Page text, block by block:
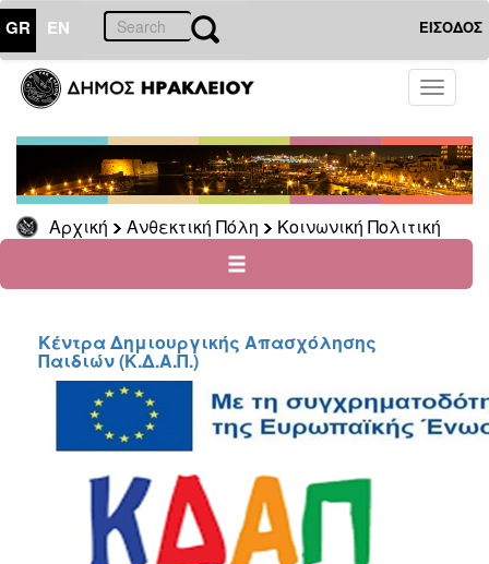
GR EN ΕΙΣΟΔΟΣ
Toggle
Αρχική Ανθεκτική Πόλη Κοινωνική Πολιτική
ΑΝΘΕΚΤΙΚΗ
ΠΟΛΗ
Κοινωνική
Πολιτική
Νέα
Ανακοινώσεις
&
για
Οικονομική
Αδυναμία
Φυσικές
Καταστροφές
Κέντρα
Κοινοτικής
Φροντίδας
(Κ.Α.Π.Η.)
Κέντρα Δημιουργικής Απασχόλησης
Παιδιών (Κ.Δ.Α.Π.)